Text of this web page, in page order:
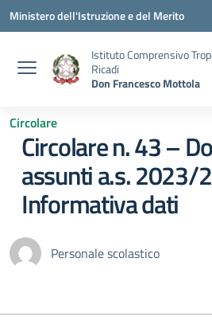
Vai ai contenuti
Vai al menu di navigazione
Vai al footer
Ministero dell'Istruzione e del Merito
Istituto Comprensivo
Ricadi
Don Francesco Mottola
Circolare
Circolare n. 43 –
assunti a.s. 2023/
Informativa dati
Personale scolastico